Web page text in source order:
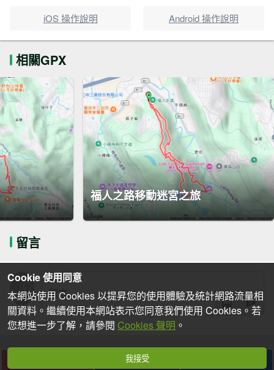
iOS 操作說明 Android 操作說明
相關GPX
福人之路移動迷宮之旅
留言
下載
Cookie 使用同意
本網站使用 Cookies 以提昇您的使用體驗及統計網路流量相
關資料。繼續使用本網站表示您同意我們使用 Cookies。若
您想進一步了解，請參閱 Cookies 聲明 。
我接受